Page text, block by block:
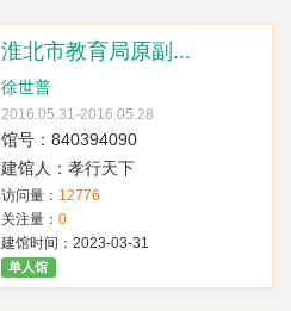
淮北市教育局原副...
徐世普
2016.05.31-2016.05.28
馆号：840394090
建馆人：孝行天下
访问量： 12776
关注量： 0
建馆时间：2023-03-31
单人馆